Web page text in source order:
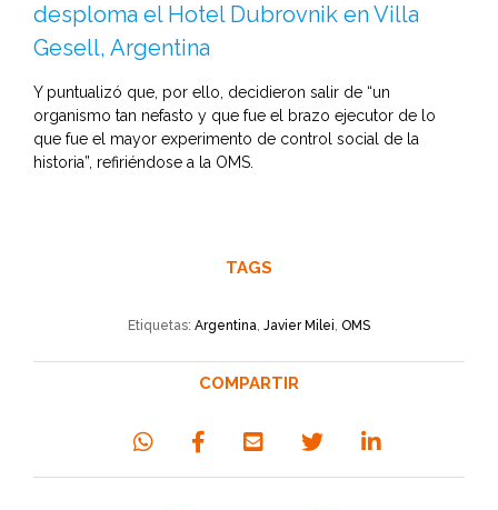
desploma el Hotel Dubrovnik en Villa
Gesell, Argentina
Y puntualizó que, por ello, decidieron salir de “un
organismo tan nefasto y que fue el brazo ejecutor de lo
que fue el mayor experimento de control social de la
historia”, refiriéndose a la OMS.
TAGS
Etiquetas: Argentina, Javier Milei, OMS
COMPARTIR